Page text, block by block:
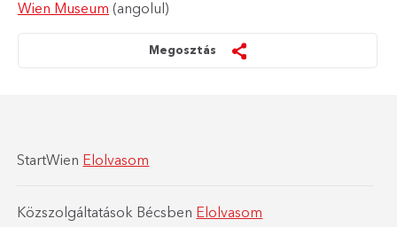
Wien Museum (angolul)
Megosztás
StartWien Elolvasom
Közszolgáltatások Bécsben Elolvasom